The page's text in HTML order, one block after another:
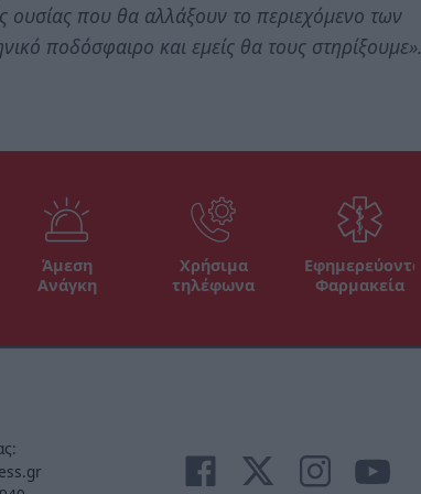
ουσίας που θα αλλάξουν το περιεχόμενο των
ποδόσφαιρο και εμείς θα τους στηρίξουμε».
Άμεση
Ανάγκη
Χρήσιμα
τηλέφωνα
Εφημερεύοντα
Φαρμακεία